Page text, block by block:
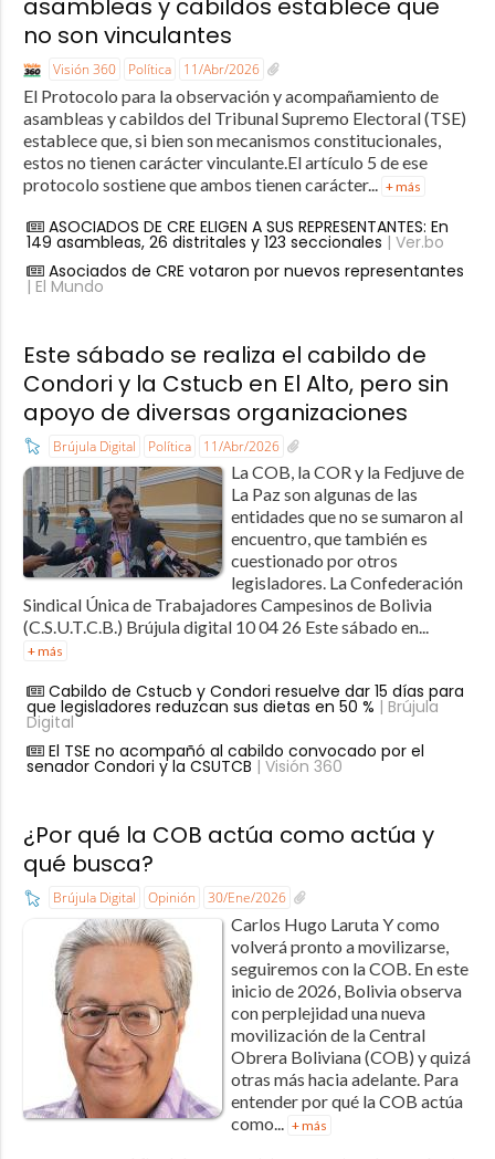
asambleas y cabildos establece que
no son vinculantes
Visión 360 Política 11/Abr/2026
El Protocolo para la observación y acompañamiento de
asambleas y cabildos del Tribunal Supremo Electoral (TSE)
establece que, si bien son mecanismos constitucionales,
estos no tienen carácter vinculante.El artículo 5 de ese
protocolo sostiene que ambos tienen carácter...
+ más
ASOCIADOS DE CRE ELIGEN A SUS REPRESENTANTES: En
149 asambleas, 26 distritales y 123 seccionales | Ver.bo
Asociados de CRE votaron por nuevos representantes
| El Mundo
Este sábado se realiza el cabildo de
Condori y la Cstucb en El Alto, pero sin
apoyo de diversas organizaciones
Brújula Digital Política 11/Abr/2026
La COB, la COR y la Fedjuve de
La Paz son algunas de las
entidades que no se sumaron al
encuentro, que también es
cuestionado por otros
legisladores. La Confederación
Sindical Única de Trabajadores Campesinos de Bolivia
(C.S.U.T.C.B.) Brújula digital 10 04 26 Este sábado en...
+ más
Cabildo de Cstucb y Condori resuelve dar 15 días para
que legisladores reduzcan sus dietas en 50 % | Brújula
Digital
El TSE no acompañó al cabildo convocado por el
senador Condori y la CSUTCB | Visión 360
¿Por qué la COB actúa como actúa y
qué busca?
Brújula Digital Opinión 30/Ene/2026
Carlos Hugo Laruta Y como
volverá pronto a movilizarse,
seguiremos con la COB. En este
inicio de 2026, Bolivia observa
con perplejidad una nueva
movilización de la Central
Obrera Boliviana (COB) y quizá
otras más hacia adelante. Para
entender por qué la COB actúa
como... + más